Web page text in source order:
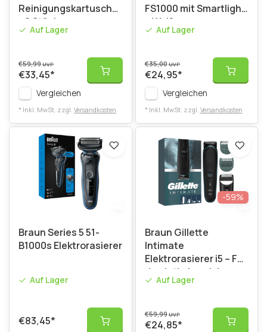
Reinigungskartuschen
- 8 Stück
Auf Lager
€59,99UVP
€33,45*
Vergleichen
* Inkl. MwSt. zzgl. Versandkosten
FS1000 mit Smartlight
– Weiß
Auf Lager
€35,00UVP
€24,95*
Vergleichen
* Inkl. MwSt. zzgl. Versandkosten
Braun Series 5 51-
B1000s Elektrorasierer
Auf Lager
€83,45*
-59%
Braun Gillette
Intimate
Elektrorasierer i5 – Für
den Intimbereich –
Schwarz
Auf Lager
€59,99UVP
€24,85*